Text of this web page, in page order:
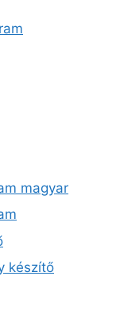
magyar
készítő